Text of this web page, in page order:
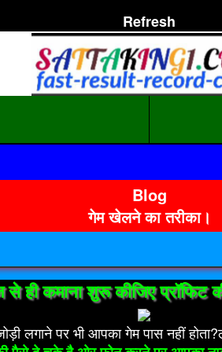
Refresh
Blog
गेम खेलने का तरीका।
ही कमाना शुरू कीजिए प्रॉफिट
लगाने पर भी आपका गेम पास नहीं